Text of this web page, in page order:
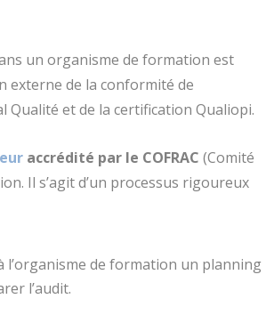
un organisme de formation est
externe de la conformité de
Qualité et de la certification Qualiopi.
accrédité par le COFRAC (Comité
Il s’agit d’un processus rigoureux
l’organisme de formation un planning
l’audit.